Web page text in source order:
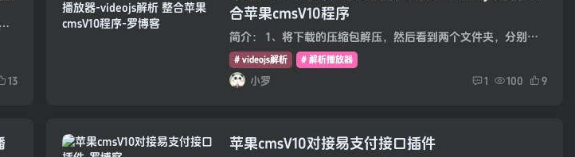
Dplayer播放器 整合前置广告、暂停广告2.0版 在使用dplayer播放器播放视频的时候，我们可能会用的在视频播放前加个广告，暂停视频的时候，也加个广告什么的，就像爱奇艺视频、腾讯视频那样在播...
13
合苹果cmsV10程序
简介： 1、将下载的压缩包解压，然后看到两个文件夹，分别是addons和static 2、将这两个文件夹，直接上传至你程序的根目录覆盖 3、覆盖完毕后，登陆网站后台，添加如下一组快捷菜单： 播放器安...
# videojs解析 # 解析播放器
小罗 1 100 9
苹果cmsV10对接易支付接口插件